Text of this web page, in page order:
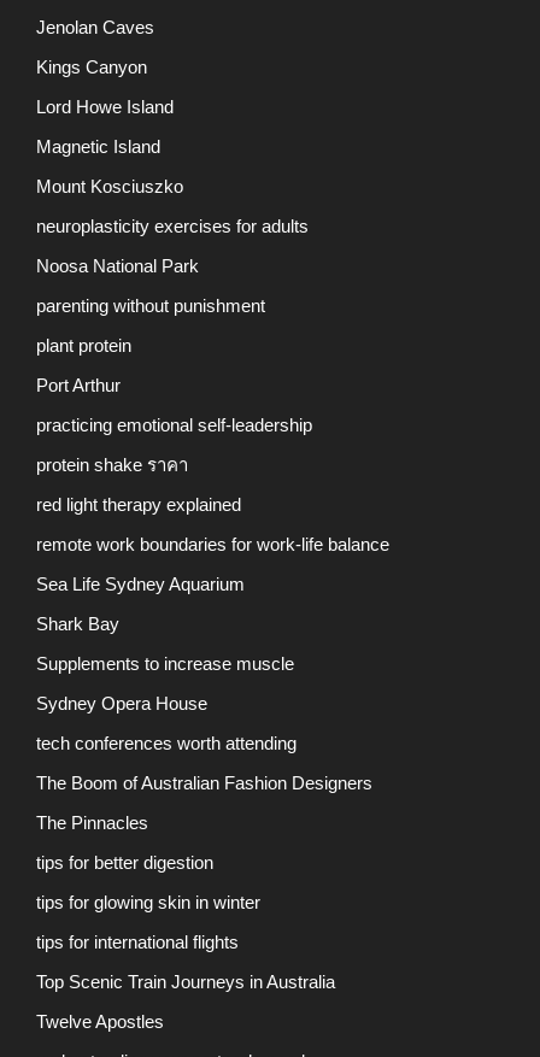
Jenolan Caves
Kings Canyon
Lord Howe Island
Magnetic Island
Mount Kosciuszko
neuroplasticity exercises for adults
Noosa National Park
parenting without punishment
plant protein
Port Arthur
practicing emotional self-leadership
protein shake ราคา
red light therapy explained
remote work boundaries for work-life balance
Sea Life Sydney Aquarium
Shark Bay
Supplements to increase muscle
Sydney Opera House
tech conferences worth attending
The Boom of Australian Fashion Designers
The Pinnacles
tips for better digestion
tips for glowing skin in winter
tips for international flights
Top Scenic Train Journeys in Australia
Twelve Apostles